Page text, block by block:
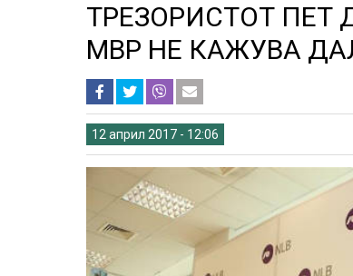
ТРЕЗОРИСТОТ ПЕТ
МВР НЕ КАЖУВА
12 април 2017 - 12:06